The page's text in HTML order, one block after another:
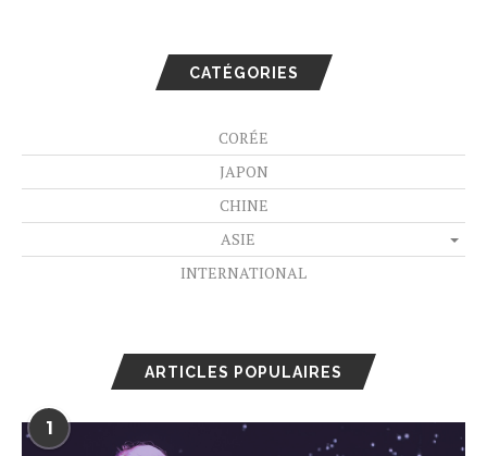
CATÉGORIES
CORÉE
JAPON
CHINE
ASIE
INTERNATIONAL
ARTICLES POPULAIRES
1